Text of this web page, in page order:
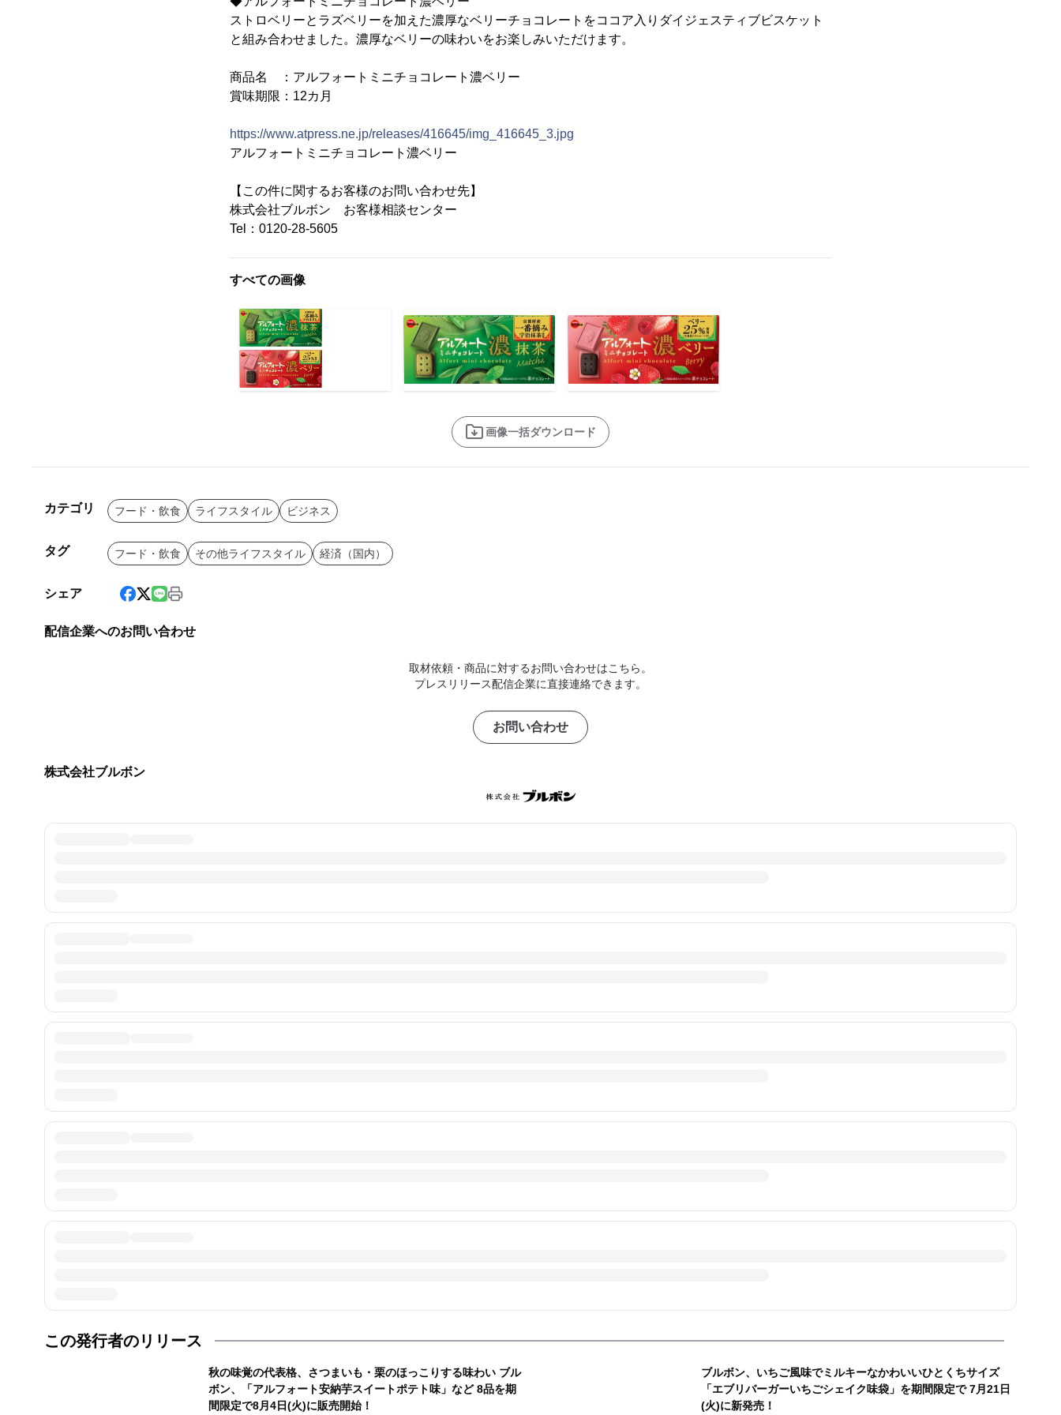
ストロベリーとラズベリーを加えた濃厚なベリーチョコレートをココア入りダイジェスティブビスケット
と組み合わせました。濃厚なベリーの味わいをお楽しみいただけます。
商品名 ：アルフォートミニチョコレート濃ベリー
賞味期限：12カ月
https://www.atpress.ne.jp/releases/416645/img_416645_3.jpg
アルフォートミニチョコレート濃ベリー
【この件に関するお客様のお問い合わせ先】
株式会社ブルボン お客様相談センター
Tel：0120-28-5605
すべての画像
画像一括ダウンロード
カテゴリ フード・飲食 ライフスタイル ビジネス
タグ フード・飲食 その他ライフスタイル 経済（国内）
シェア
配信企業へのお問い合わせ
取材依頼・商品に対するお問い合わせはこちら。
プレスリリース配信企業に直接連絡できます。
お問い合わせ
株式会社ブルボン
この発行者のリリース
秋の味覚の代表格、さつまいも・栗のほっこりする味わい ブル
ボン、「アルフォート安納芋スイートポテト味」など 8品を期
間限定で8月4日(火)に販売開始！
ブルボン、いちご風味でミルキーなかわいいひとくちサイズ
「エブリバーガーいちごシェイク味袋」を期間限定で 7月21日
(火)に新発売！